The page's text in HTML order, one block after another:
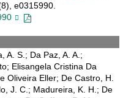
e0315990.
A. S.; Da Paz, A. A.;
Elisangela Cristina Da
Oliveira Eller; De Castro, H.
J. C.; Madureira, K. H.; De